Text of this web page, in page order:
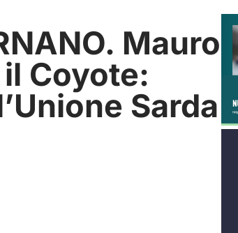
Mauro
Coyote:
Sarda